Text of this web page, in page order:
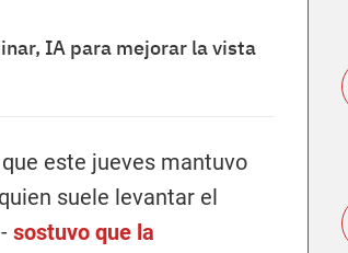
IA para mejorar la vista
este jueves mantuvo
suele levantar el
sostuvo que la